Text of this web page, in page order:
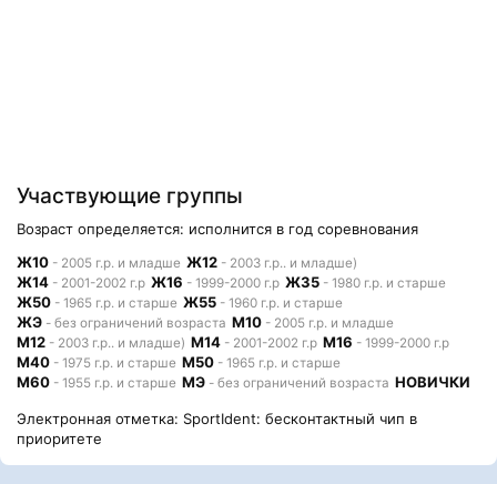
Участвующие группы
Возраст определяется: исполнится в год соревнования
Ж10 - 2005 г.р. и младше Ж12 - 2003 г.р.. и младше)
Ж14 - 2001-2002 г.р Ж16 - 1999-2000 г.р Ж35 - 1980 г.р. и старше
Ж50 - 1965 г.р. и старше Ж55 - 1960 г.р. и старше
ЖЭ - без ограничений возраста М10 - 2005 г.р. и младше
М12 - 2003 г.р.. и младше) М14 - 2001-2002 г.р М16 - 1999-2000 г.р
М40 - 1975 г.р. и старше М50 - 1965 г.р. и старше
М60 - 1955 г.р. и старше МЭ - без ограничений возраста НОВИЧКИ
Электронная отметка: SportIdent: бесконтактный чип в
приоритете